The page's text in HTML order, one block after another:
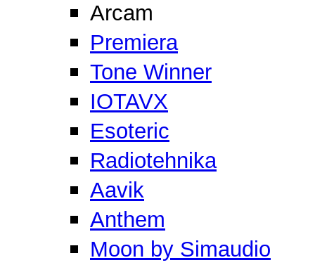
Arcam
Premiera
Tone Winner
IOTAVX
Esoteric
Radiotehnika
Aavik
Anthem
Moon by Simaudio